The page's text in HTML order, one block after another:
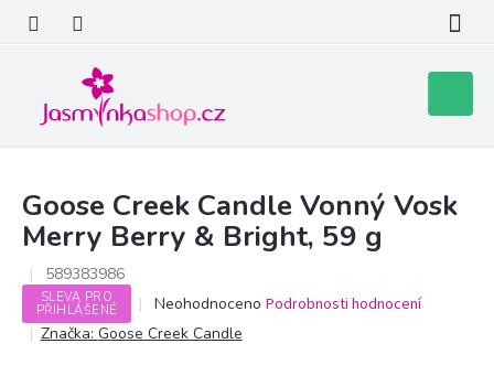
obsah
košík
Goose Creek Candle Vonný Vosk
Merry Berry & Bright, 59 g
589383986
SLEVA PRO
PŘIHLÁŠENÉ
Průměrné
hodnocení
produktu
Neohodnoceno Podrobnosti hodnocení
Značka: Goose Creek Candle